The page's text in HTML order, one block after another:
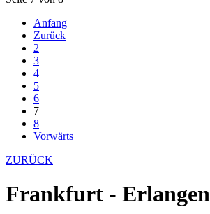
Anfang
Zurück
2
3
4
5
6
7
8
Vorwärts
ZURÜCK
Frankfurt - Erlangen